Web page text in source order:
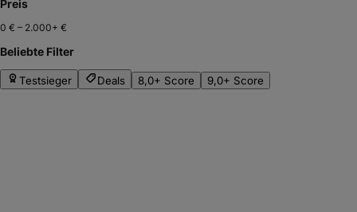
Preis
0 € – 2.000+ €
Beliebte Filter
Testsieger Deals 8,0+ Score 9,0+ Score